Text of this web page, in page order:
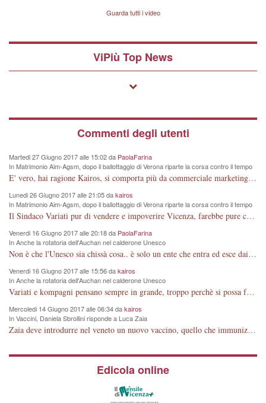
Guarda tutti i video
ViPiù Top News
Commenti degli utenti
Martedi 27 Giugno 2017 alle 15:02 da PaolaFarina
In Matrimonio Aim-Agsm, dopo il ballottaggio di Verona riparte la corsa contro il tempo
E' vero, hai ragione Kairos, si comporta più da commerciale marketing oriented, che da matematico! Ha imparato dai "grandi manager" voluti in posizioni chiave a Vicenza, anche se privi di titolo, merito e competenza!
Lunedi 26 Giugno 2017 alle 21:05 dakairos
In Matrimonio Aim-Agsm, dopo il ballottaggio di Verona riparte la corsa contro il tempo
Il Sindaco Variati pur di vendere e impoverire Vicenza, farebbe pure carte false
Venerdi 16 Giugno 2017 alle 20:18 da PaolaFarina
In Anche la rotatoria dell'Auchan nel calderone Unesco
Non è che l'Unesco sia chissà cosa.. è solo un ente che entra ed esce dai Muri degli altri, è che si ferma troppo sul mio Muro e non ne ha diritto, perché dovrebbe occuparsi di cultura, invece si occupa di "scultura".
Venerdi 16 Giugno 2017 alle 15:56 dakairos
In Anche la rotatoria dell'Auchan nel calderone Unesco
Variati e kompagni pensano sempre in grande, troppo perchè si possa fare.
Mercoledi 14 Giugno 2017 alle 06:34 dakairos
In Vaccini, Daniela Sbrollini risponde a Luca Zaia
Zaia deve introdurre nel veneto un nuovo vaccino, quello che immunizza nei confronti del Partito Democratico e soprattutto delle sue rappresentanti, Sbrollini e un'altra.
Edicola online